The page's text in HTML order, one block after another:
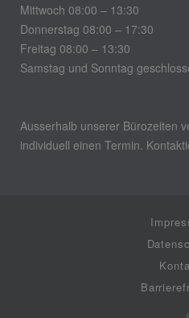
Mittwoch 08:00 – 13:30
Donnerstag 08:00 – 17:30
Freitag 08:00 – 13:30
Samstag und Sonntag
Ausserhalb unserer Bürozeiten
individuell einen Termin.